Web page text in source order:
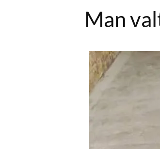
Man